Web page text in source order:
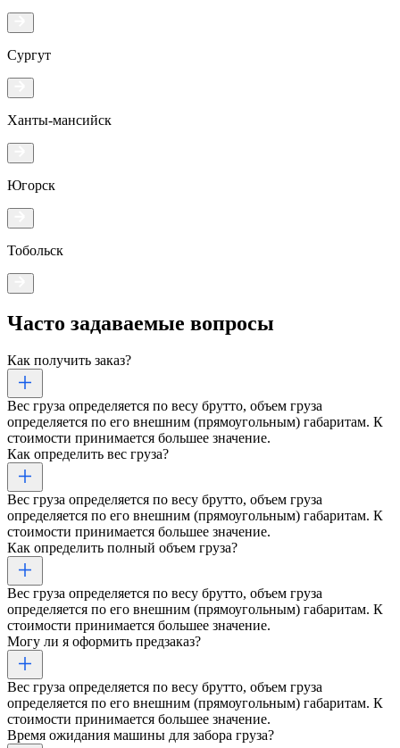
Сургут
Ханты-мансийск
Югорск
Тобольск
Часто задаваемые вопросы
Как получить заказ?
Вес груза определяется по весу брутто, объем груза
определяется по его внешним (прямоугольным) габаритам. К
стоимости принимается большее значение.
Как определить вес груза?
Вес груза определяется по весу брутто, объем груза
определяется по его внешним (прямоугольным) габаритам. К
стоимости принимается большее значение.
Как определить полный объем груза?
Вес груза определяется по весу брутто, объем груза
определяется по его внешним (прямоугольным) габаритам. К
стоимости принимается большее значение.
Могу ли я оформить предзаказ?
Вес груза определяется по весу брутто, объем груза
определяется по его внешним (прямоугольным) габаритам. К
стоимости принимается большее значение.
Время ожидания машины для забора груза?